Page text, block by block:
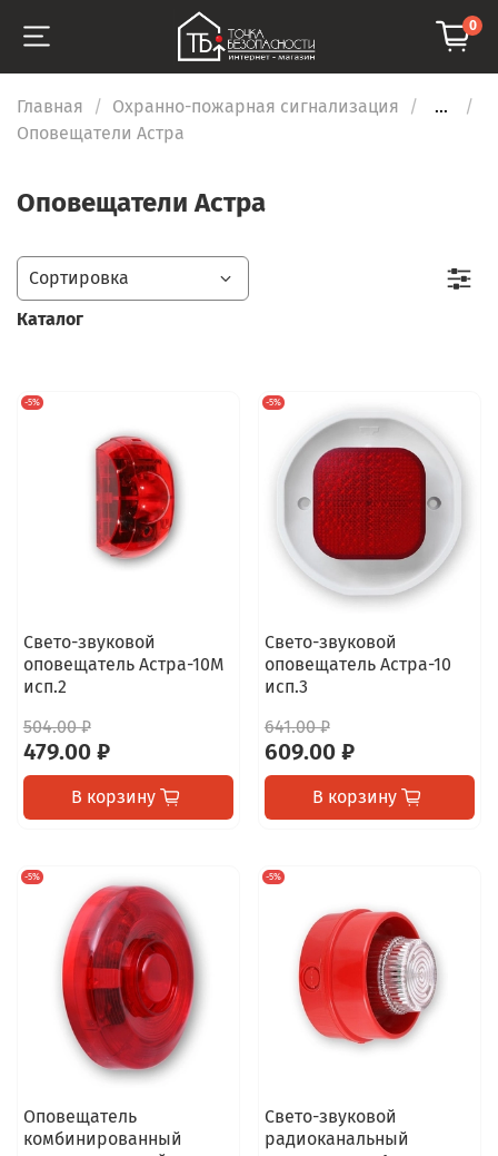
0
Главная Охранно-пожарная сигнализация
...
Оповещатели Астра
Оповещатели Астра
-5%
Свето-звуковой
оповещатель Астра-10М
исп.2
504.00 ₽
479.00 ₽
В корзину
-5%
Свето-звуковой
оповещатель Астра-10
исп.3
641.00 ₽
609.00 ₽
В корзину
-5%
Оповещатель
комбинированный
-5%
Свето-звуковой
радиоканальный
Каталог